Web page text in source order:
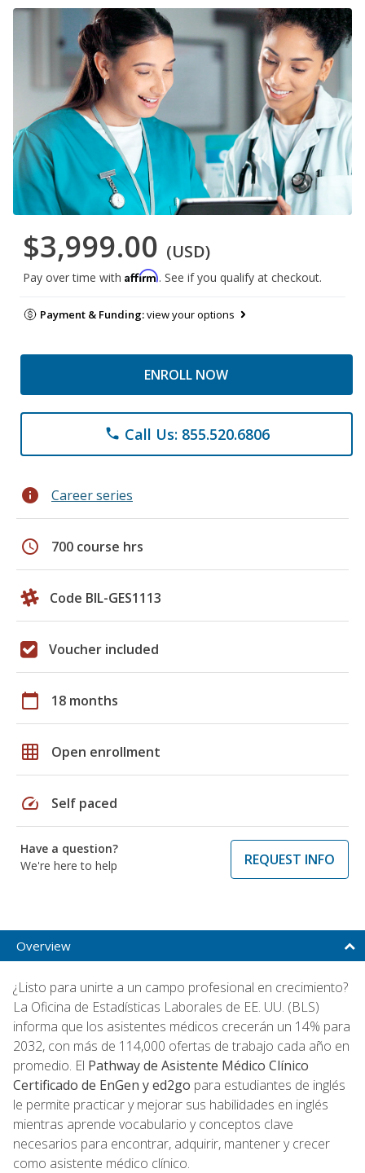
$3,999.00 (USD)
Pay over time with Affirm. See if you qualify at checkout.
Payment & Funding:view your options
ENROLL NOW
phone Call Us: 855.520.6806
info Career series
schedule 700 course hrs
Code BIL-GES1113
Voucher included
calendar_today 18 months
grid_on Open enrollment
speed Self paced
Have a question?
We're here to help
REQUEST INFO
Overview
¿Listo para unirte a un campo profesional en crecimiento?
La Oficina de Estadísticas Laborales de EE. UU. (BLS)
informa que los asistentes médicos crecerán un 14% para
2032, con más de 114,000 ofertas de trabajo cada año en
promedio. El Pathway de Asistente Médico Clínico
Certificado de EnGen y ed2go para estudiantes de inglés
le permite practicar y mejorar sus habilidades en inglés
mientras aprende vocabulario y conceptos clave
necesarios para encontrar, adquirir, mantener y crecer
como asistente médico clínico.